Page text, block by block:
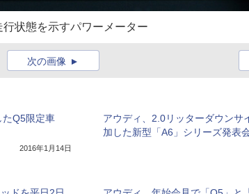
状態を示すパワーメーター
次の画像
たQ5限定車
2016年1月14日
アウディ、2.0リッターダウンサ
加した新型「A6」シリーズ発表